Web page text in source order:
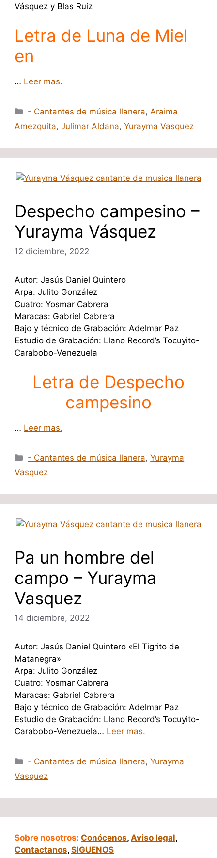
Vásquez y Blas Ruiz
Letra de Luna de Miel
en
… Leer mas.
Categorías
- Cantantes de música llanera, Araima
Amezquita, Julimar Aldana, Yurayma Vasquez
Despecho campesino –
Yurayma Vásquez
12 diciembre, 2022
Autor: Jesús Daniel Quintero
Arpa: Julito González
Cuatro: Yosmar Cabrera
Maracas: Gabriel Cabrera
Bajo y técnico de Grabación: Adelmar Paz
Estudio de Grabación: Llano Record’s Tocuyito-
Carabobo-Venezuela
Letra de Despecho
campesino
… Leer mas.
Categorías
- Cantantes de música llanera,Yurayma
Vasquez
Pa un hombre del
campo – Yurayma
Vasquez
14 diciembre, 2022
Autor: Jesús Daniel Quintero «El Tigrito de
Matanegra»
Arpa: Julito González
Cuatro: Yosmar Cabrera
Maracas: Gabriel Cabrera
Bajo y técnico de Grabación: Adelmar Paz
Estudio de Grabación: Llano Record’s Tocuyito-
Carabobo-Venezuela… Leer mas.
Categorías
- Cantantes de música llanera,Yurayma
Vasquez
Sobre nosotros: Conócenos, Aviso legal,
Contactanos, SIGUENOS